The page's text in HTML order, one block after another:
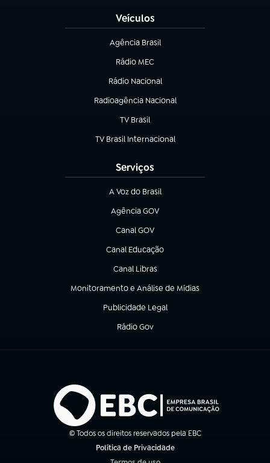
Veículos
Agência Brasil
(abre em nova aba)
Rádio MEC
(abre em nova aba)
Rádio Nacional
Radioagência Nacional
(abre em nova aba)
TV Brasil
(abre em nova aba)
TV Brasil Internacional
(abre em nova aba)
Serviços
A Voz do Brasil
(abre em nova aba)
Agência GOV
(abre em nova aba)
Canal GOV
(abre em nova aba)
Canal Educação
(abre em nova aba)
Canal Libras
(abre em nova aba)
Monitoramento e Análise de Mídias
(abre em nova aba)
Publicidade Legal
(abre em nova aba)
Rádio Gov
(abre em nova aba)
© Todos os direitos reservados pela EBC
Política de Privacidade